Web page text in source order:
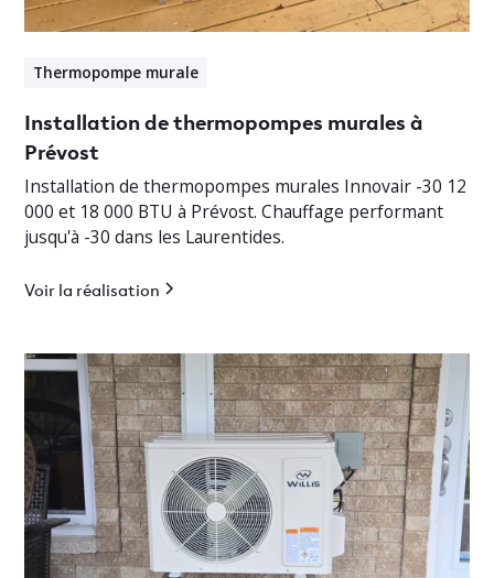
Thermopompe murale
Installation de thermopompes murales à
Prévost
Installation de thermopompes murales Innovair -30 12
000 et 18 000 BTU à Prévost. Chauffage performant
jusqu'à -30 dans les Laurentides.
Voir la réalisation